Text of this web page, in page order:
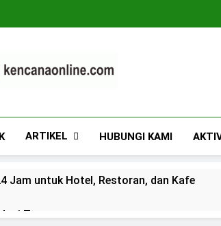
Online
ARTIKEL HUBUNGI KAMI
Jam untuk Hotel, Restoran, dan Kafe
Terpercaya